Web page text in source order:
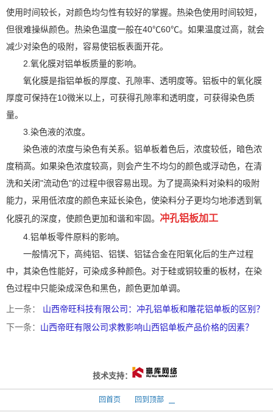
使用时间较长，对颜色均匀性有较好的掌握。热染色使用时间较短，
但很难操纵颜色。热染色温度一般在40℃60℃。如果温度过高，就会
减少对染色的吸附，容易使铝板表面开花。
2.氧化膜对铝单板质量的影响。
氧化膜是指铝单板的厚度、孔隙率、透明度等。铝板中的氧化膜
厚度可保持在10微米以上，可获得孔隙率和透明度，可获得染色质
量。
3.染色液的浓度。
染色液的浓度与染色有关系。铝单板着色后，浓度较低，暗色浓
度稍高。如果染色浓度较高，则会产生不均匀的颜色或浮动色，在清
洗和关闭"流动色"的过程中很容易出现。为了提高染料对染料的吸附
能力，采用低浓度的颜色来延长染色，使染料分子更均匀地渗透到氧
化膜孔的深度，使颜色更加和谐和牢固。 冲孔铝板加工
4.铝单板零件原料的影响。
一般情况下，高纯铝、铝镁、铝锰合金在阳氧化后的生产过程
中，其染色性能好，可染成多种颜色。对于硅或铜较重的板材，在染
色过程中只能染成深色和黑色，颜色更加单调。
上一条：
山西帝旺科技有限公司：冲孔铝单板和雕花铝单板的区别？
下一条： 山西帝旺有限公司求教影响山西铝单板产品价格的因素？
技术支持：
回首页 回到顶部